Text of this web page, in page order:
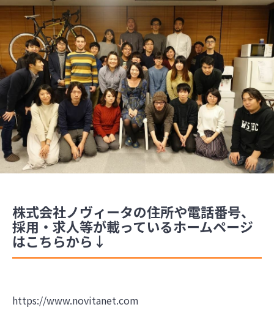
株式会社ノヴィータの住所や電話番号、
採用・求人等が載っているホームページ
はこちらから↓
https://www.novitanet.com